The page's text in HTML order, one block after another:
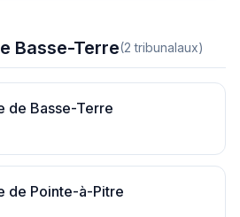
Basse-Terre(2 tribunalaux)
de Basse-Terre
de Pointe-à-Pitre